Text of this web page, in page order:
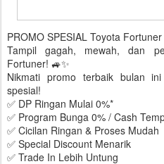
PROMO SPESIAL Toyota Fortuner
Tampil gagah, mewah, dan
Fortuner! 🚙✨
Nikmati promo terbaik bulan
spesial!
✅ DP Ringan Mulai 0%*
✅ Program Bunga 0% / Cash
✅ Cicilan Ringan & Proses Mudah
✅ Special Discount Menarik
✅ Trade In Lebih Untung